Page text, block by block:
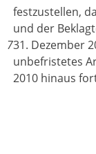
7
festzustellen,
und der
31. Dezember
unbefristetes
2010 hinaus